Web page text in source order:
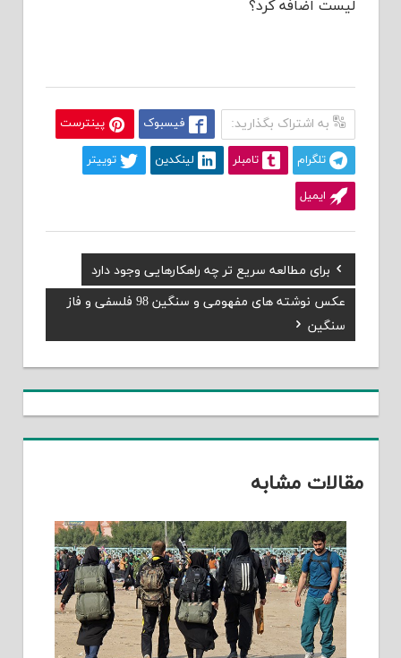
لیست اضافه کرد؟
به اشتراک بگذارید: فیسبوک پینترست
تلگرام تامبلر لینکدین توییتر
ایمیل
راهبری
نوشته
Previous
Post:
برای مطالعه سریع تر چه راهکارهایی وجود دارد
Next
Post:
عکس نوشته های مفهومی و سنگین 98 فلسفی و فاز
سنگین
مقالات مشابه